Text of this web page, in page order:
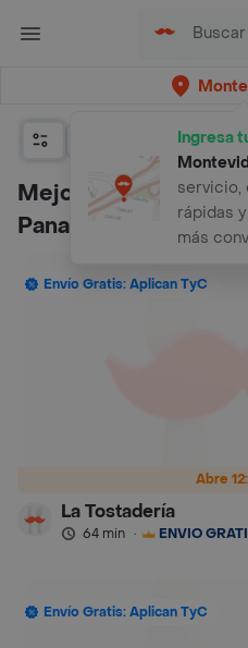
Ingresa
servicio,
rápidas
más
Mejores 65
Panadería
Abre
Envío Gratis: Aplican TyC
La Tostadería
64 min · ENVÍO
Envío Gratis: Aplican TyC